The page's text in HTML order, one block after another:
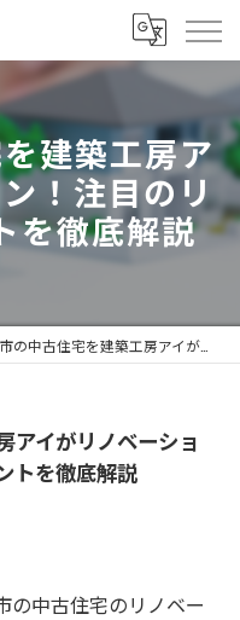
建築工房ア
！注目のリ
を徹底解説
宅を建築工房アイがリノベーション！注目のリフォームポイントを徹底解説
アイがリノベーショ
トを徹底解説
の中古住宅のリノベー